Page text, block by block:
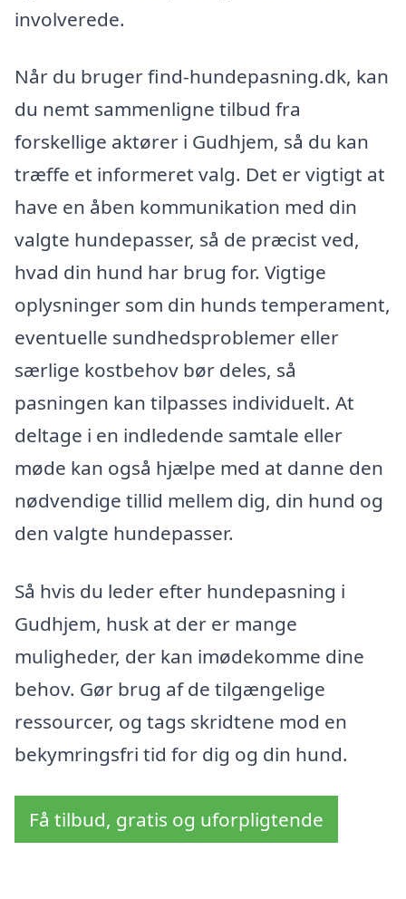
involverede.
Når du bruger find-hundepasning.dk, kan
du nemt sammenligne tilbud fra
forskellige aktører i Gudhjem, så du kan
træffe et informeret valg. Det er vigtigt at
have en åben kommunikation med din
valgte hundepasser, så de præcist ved,
hvad din hund har brug for. Vigtige
oplysninger som din hunds temperament,
eventuelle sundhedsproblemer eller
særlige kostbehov bør deles, så
pasningen kan tilpasses individuelt. At
deltage i en indledende samtale eller
møde kan også hjælpe med at danne den
nødvendige tillid mellem dig, din hund og
den valgte hundepasser.
Så hvis du leder efter hundepasning i
Gudhjem, husk at der er mange
muligheder, der kan imødekomme dine
behov. Gør brug af de tilgængelige
ressourcer, og tags skridtene mod en
bekymringsfri tid for dig og din hund.
Få tilbud, gratis og uforpligtende